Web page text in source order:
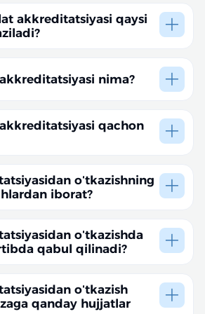
akkreditatsiyasi qaysi
nima?
qachon
oʻtkazishning
iborat?
rasmiylashtirish
ichki baholash
tashqi baholash
oʻtkazishda
qabul qilinadi?
shakldaoʻtkazish
qanday hujjatlar